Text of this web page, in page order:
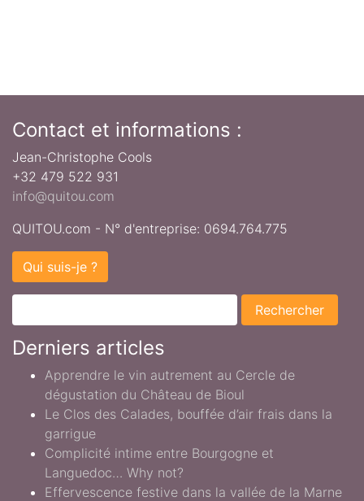
Contact et informations :
Jean-Christophe Cools
+32 479 522 931
info@quitou.com
QUITOU.com - N° d'entreprise: 0694.764.775
Qui suis-je ?
Derniers articles
Apprendre le vin autrement au Cercle de
dégustation du Château de Bioul
Le Clos des Calades, bouffée d’air frais dans la
garrigue
Complicité intime entre Bourgogne et
Languedoc… Why not?
Effervescence festive dans la vallée de la Marne